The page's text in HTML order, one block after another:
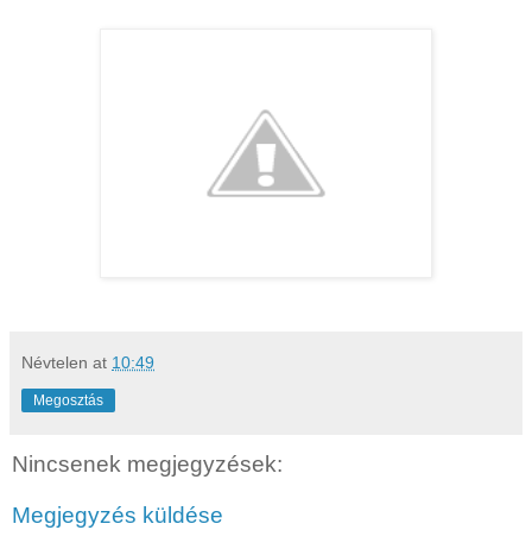
Névtelen at 10:49
Megosztás
Nincsenek megjegyzések:
Megjegyzés küldése